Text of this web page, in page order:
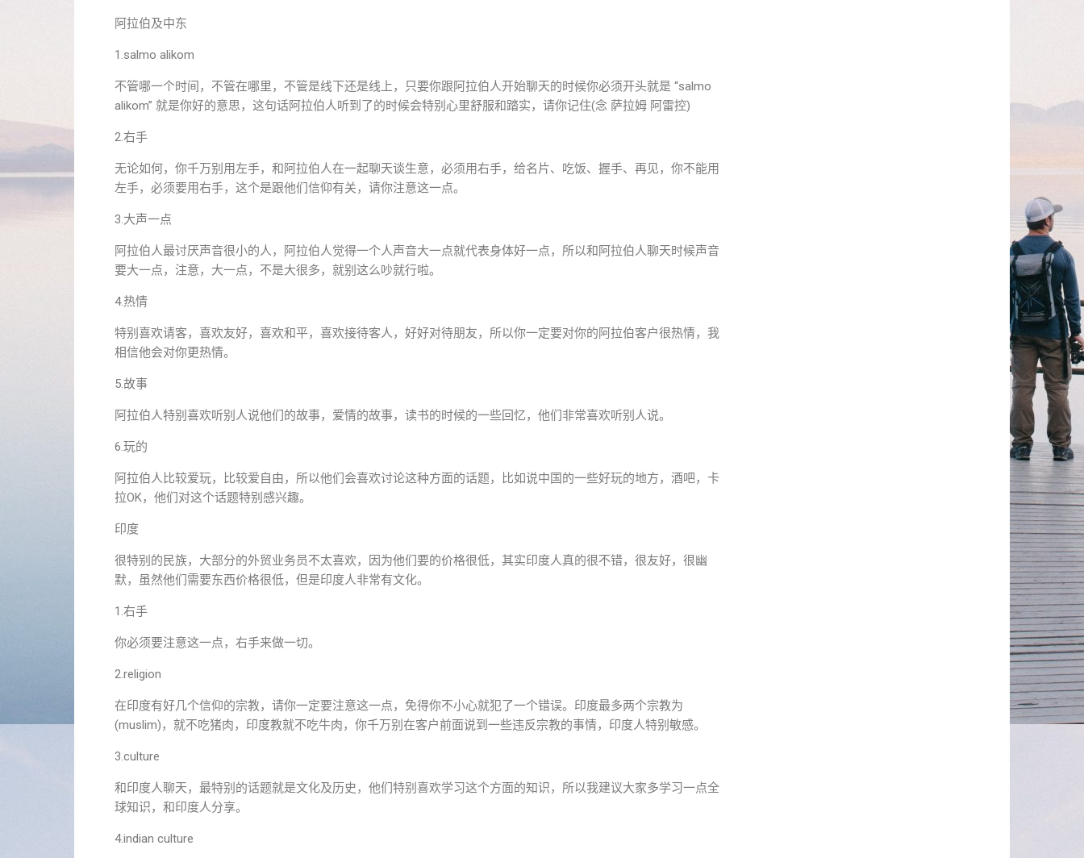
阿拉伯及中东
1.salmo alikom
不管哪一个时间，不管在哪里，不管是线下还是线上，只要你跟阿拉伯人开始聊天的时候你必须开头就是 “salmo
alikom” 就是你好的意思，这句话阿拉伯人听到了的时候会特别心里舒服和踏实，请你记住(念 萨拉姆 阿雷控)
2.右手
无论如何，你千万别用左手，和阿拉伯人在一起聊天谈生意，必须用右手，给名片、吃饭、握手、再见，你不能用
左手，必须要用右手，这个是跟他们信仰有关，请你注意这一点。
3.大声一点
阿拉伯人最讨厌声音很小的人，阿拉伯人觉得一个人声音大一点就代表身体好一点，所以和阿拉伯人聊天时候声音
要大一点，注意，大一点，不是大很多，就别这么吵就行啦。
4.热情
特别喜欢请客，喜欢友好，喜欢和平，喜欢接待客人，好好对待朋友，所以你一定要对你的阿拉伯客户很热情，我
相信他会对你更热情。
5.故事
阿拉伯人特别喜欢听别人说他们的故事，爱情的故事，读书的时候的一些回忆，他们非常喜欢听别人说。
6.玩的
阿拉伯人比较爱玩，比较爱自由，所以他们会喜欢讨论这种方面的话题，比如说中国的一些好玩的地方，酒吧，卡
拉OK，他们对这个话题特别感兴趣。
印度
很特别的民族，大部分的外贸业务员不太喜欢，因为他们要的价格很低，其实印度人真的很不错，很友好，很幽
默，虽然他们需要东西价格很低，但是印度人非常有文化。
1.右手
你必须要注意这一点，右手来做一切。
2.religion
在印度有好几个信仰的宗教，请你一定要注意这一点，免得你不小心就犯了一个错误。印度最多两个宗教为
(muslim)，就不吃猪肉，印度教就不吃牛肉，你千万别在客户前面说到一些违反宗教的事情，印度人特别敏感。
3.culture
和印度人聊天，最特别的话题就是文化及历史，他们特别喜欢学习这个方面的知识，所以我建议大家多学习一点全
球知识，和印度人分享。
4.indian culture